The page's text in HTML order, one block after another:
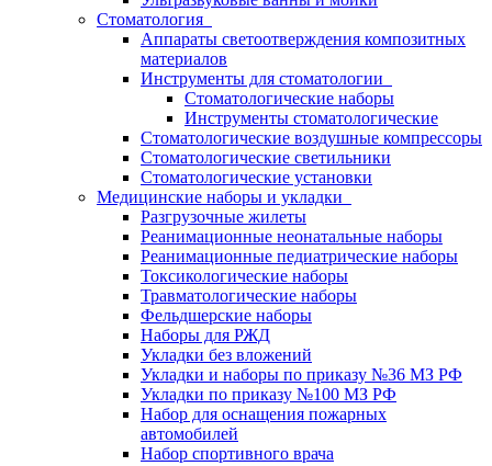
Стоматология
Аппараты светоотверждения композитных
материалов
Инструменты для стоматологии
Стоматологические наборы
Инструменты стоматологические
Стоматологические воздушные компрессоры
Стоматологические светильники
Стоматологические установки
Медицинские наборы и укладки
Разгрузочные жилеты
Реанимационные неонатальные наборы
Реанимационные педиатрические наборы
Токсикологические наборы
Травматологические наборы
Фельдшерские наборы
Наборы для РЖД
Укладки без вложений
Укладки и наборы по приказу №36 МЗ РФ
Укладки по приказу №100 МЗ РФ
Набор для оснащения пожарных
автомобилей
Набор спортивного врача